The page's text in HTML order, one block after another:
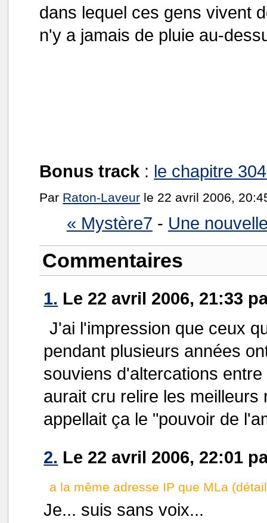
dans lequel ces gens vivent
n'y a jamais de pluie au-
Bonus track : le chapitre
Par Raton-Laveur le 22 avril 2006,
« Mystère7 - Une
Commentaires
1. Le 22 avril 2006, 21:33
J'ai l'impression que ceux
pendant plusieurs années
souviens d'altercations
aurait cru relire les
appellait ça le "pouvoir de
2. Le 22 avril 2006, 22:01
a la même adresse IP que MLa
Je... suis sans voix...